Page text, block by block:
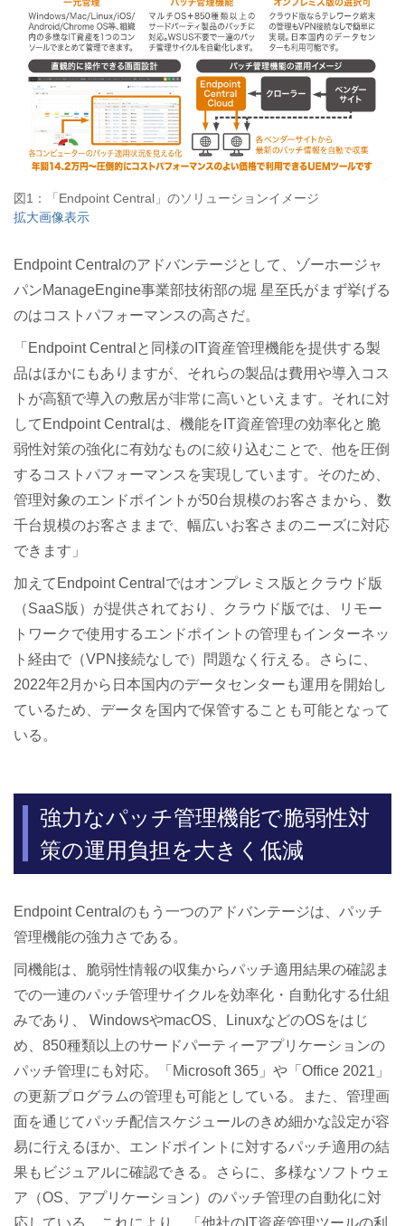
図1：「Endpoint Central」のソリューションイメージ
拡大画像表示
Endpoint Centralのアドバンテージとして、ゾーホージャ
パンManageEngine事業部技術部の堀 星至氏がまず挙げる
のはコストパフォーマンスの高さだ。
「Endpoint Centralと同様のIT資産管理機能を提供する製
品はほかにもありますが、それらの製品は費用や導入コス
トが高額で導入の敷居が非常に高いといえます。それに対
してEndpoint Centralは、機能をIT資産管理の効率化と脆
弱性対策の強化に有効なものに絞り込むことで、他を圧倒
するコストパフォーマンスを実現しています。そのため、
管理対象のエンドポイントが50台規模のお客さまから、数
千台規模のお客さままで、幅広いお客さまのニーズに対応
できます」
加えてEndpoint Centralではオンプレミス版とクラウド版
（SaaS版）が提供されており、クラウド版では、リモー
トワークで使用するエンドポイントの管理もインターネッ
ト経由で（VPN接続なしで）問題なく行える。さらに、
2022年2月から日本国内のデータセンターも運用を開始し
ているため、データを国内で保管することも可能となって
いる。
強力なパッチ管理機能で脆弱性対
策の運用負担を大きく低減
Endpoint Centralのもう一つのアドバンテージは、パッチ
管理機能の強力さである。
同機能は、脆弱性情報の収集からパッチ適用結果の確認ま
での一連のパッチ管理サイクルを効率化・自動化する仕組
みであり、 WindowsやmacOS、LinuxなどのOSをはじ
め、850種類以上のサードパーティーアプリケーションの
パッチ管理にも対応。「Microsoft 365」や「Office 2021」
の更新プログラムの管理も可能としている。また、管理画
面を通じてパッチ配信スケジュールのきめ細かな設定が容
易に行えるほか、エンドポイントに対するパッチ適用の結
果もビジュアルに確認できる。さらに、多様なソフトウェ
ア（OS、アプリケーション）のパッチ管理の自動化に対